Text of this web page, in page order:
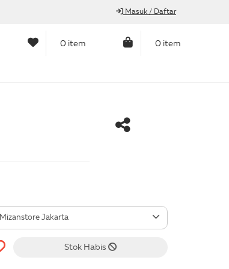
Masuk / Daftar
0 item 0 item
Mizanstore Jakarta
Stok Habis